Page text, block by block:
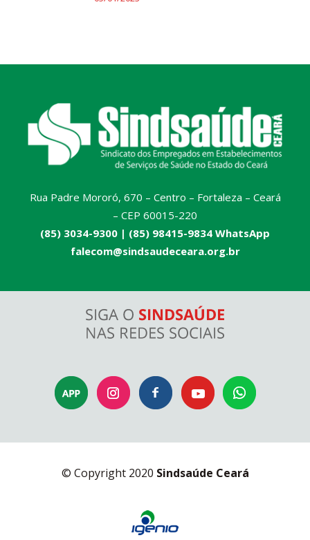
Rua Padre Mororó, 670 – Centro – Fortaleza – Ceará
– CEP 60015-220
(85) 3034-9300 | (85) 98415-9834 WhatsApp
falecom@sindsaudeceara.org.br
© Copyright 2020 Sindsaúde Ceará